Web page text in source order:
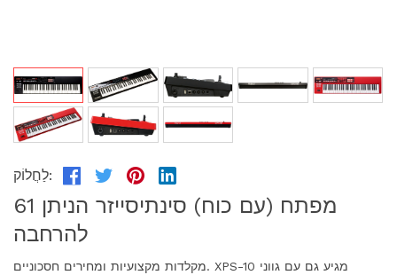
לַחֲלוֹק:
61 מפתח (עם כוח) סינתיסייזר הניתן
להרחבה
מקלדות מקצועיות ומחירים חסכוניים. XPS-10 מגיע גם עם גווני